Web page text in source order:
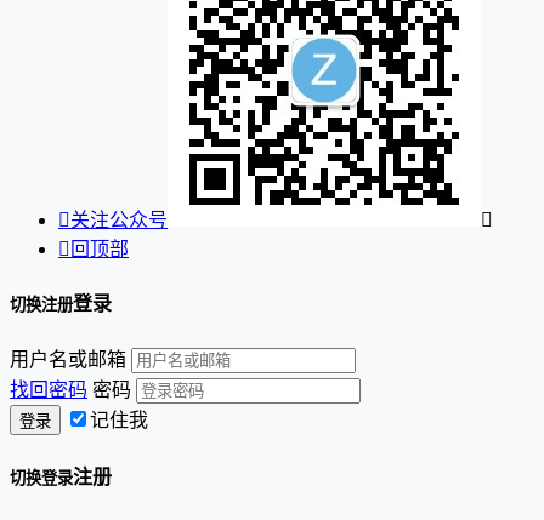
关注公众号

 回顶部
切换注册登录
用户名或邮箱
找回密码 密码
记住我
切换登录注册